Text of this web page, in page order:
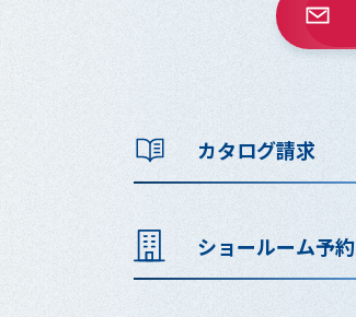
カタログ請求
ショールーム予約